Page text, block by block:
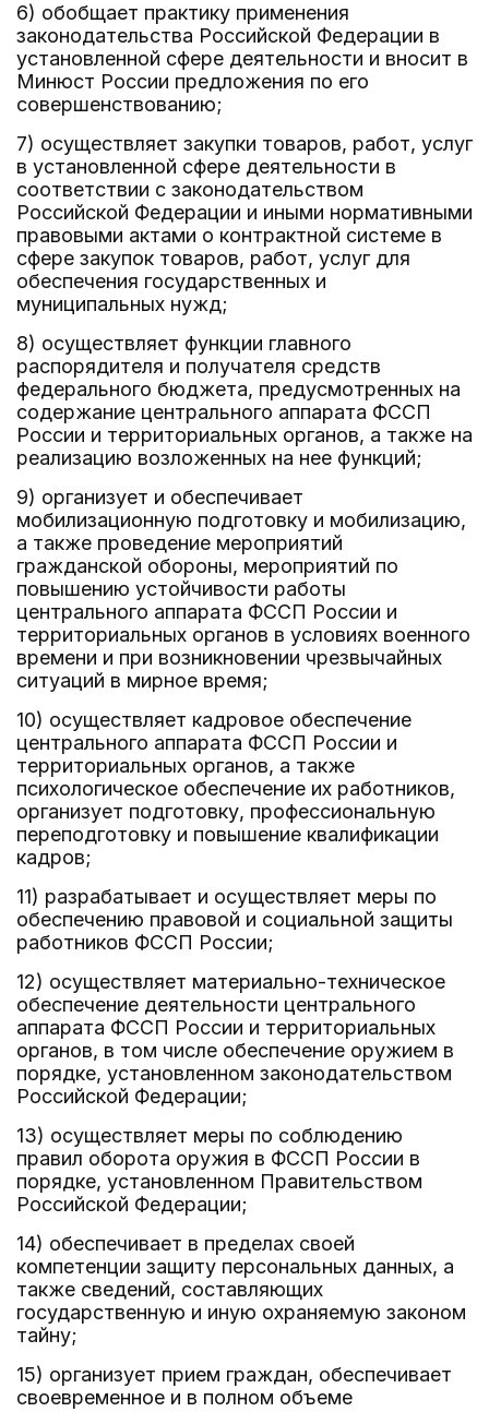
6) обобщает практику применения
законодательства Российской Федерации в
установленной сфере деятельности и вносит в
Минюст России предложения по его
совершенствованию;
7) осуществляет закупки товаров, работ, услуг
в установленной сфере деятельности в
соответствии с законодательством
Российской Федерации и иными нормативными
правовыми актами о контрактной системе в
сфере закупок товаров, работ, услуг для
обеспечения государственных и
муниципальных нужд;
8) осуществляет функции главного
распорядителя и получателя средств
федерального бюджета, предусмотренных на
содержание центрального аппарата ФССП
России и территориальных органов, а также на
реализацию возложенных на нее функций;
9) организует и обеспечивает
мобилизационную подготовку и мобилизацию,
а также проведение мероприятий
гражданской обороны, мероприятий по
повышению устойчивости работы
центрального аппарата ФССП России и
территориальных органов в условиях военного
времени и при возникновении чрезвычайных
ситуаций в мирное время;
10) осуществляет кадровое обеспечение
центрального аппарата ФССП России и
территориальных органов, а также
психологическое обеспечение их работников,
организует подготовку, профессиональную
переподготовку и повышение квалификации
кадров;
11) разрабатывает и осуществляет меры по
обеспечению правовой и социальной защиты
работников ФССП России;
12) осуществляет материально-техническое
обеспечение деятельности центрального
аппарата ФССП России и территориальных
органов, в том числе обеспечение оружием в
порядке, установленном законодательством
Российской Федерации;
13) осуществляет меры по соблюдению
правил оборота оружия в ФССП России в
порядке, установленном Правительством
Российской Федерации;
14) обеспечивает в пределах своей
компетенции защиту персональных данных, а
также сведений, составляющих
государственную и иную охраняемую законом
тайну;
15) организует прием граждан, обеспечивает
своевременное и в полном объеме